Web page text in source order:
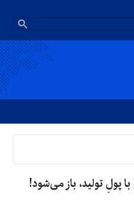
پولِ تولید، باز می‌شود!